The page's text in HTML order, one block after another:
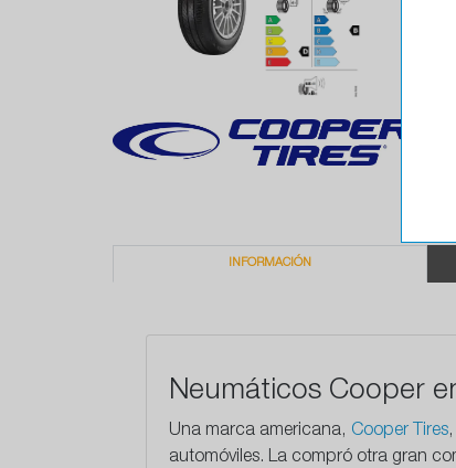
INFORMACIÓN
Neumáticos Cooper
Una marca americana, Cooper Tires
automóviles. La compró otra gran